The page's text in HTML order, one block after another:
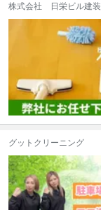
株式会社 日栄ビル建装
グットクリーニング